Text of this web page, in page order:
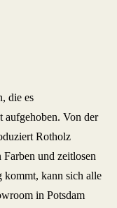
die es
aufgehoben. Von der
Rotholz
und zeitlosen
kommt, kann sich alle
in Potsdam